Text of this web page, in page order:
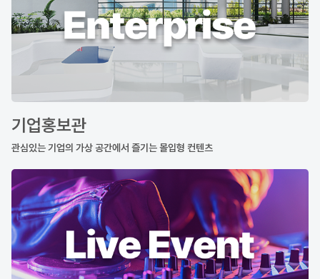
기업홍보관
관심있는 기업의 가상 공간에서 즐기는 몰입형 컨텐츠